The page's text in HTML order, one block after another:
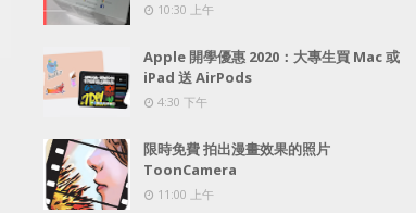
10:30 上午
Apple 開學優惠 2020：大專生買 Mac 或
iPad 送 AirPods
4:30 下午
限時免費 拍出漫畫效果的照片
ToonCamera
11:00 上午